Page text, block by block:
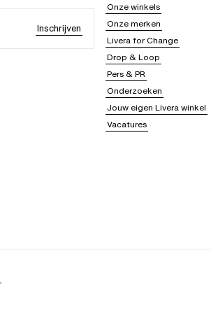
Inschrijven
Onze winkels
Onze merken
Livera for Change
Drop & Loop
Pers & PR
Onderzoeken
Jouw eigen Livera winkel
Vacatures